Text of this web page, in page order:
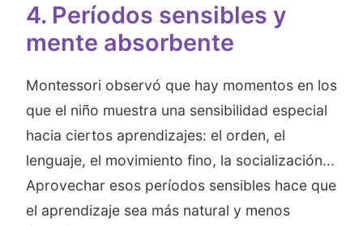
4. Períodos sensibles y
mente absorbente
Montessori observó que hay momentos en los
que el niño muestra una sensibilidad especial
hacia ciertos aprendizajes: el orden, el
lenguaje, el movimiento fino, la socialización...
Aprovechar esos períodos sensibles hace que
el aprendizaje sea más natural y menos